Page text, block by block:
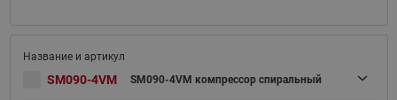
SM090-4VM SM090-4VM компрессор спиральный